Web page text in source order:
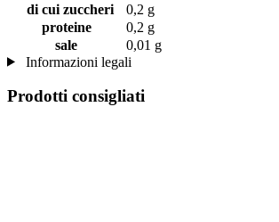
di cui zuccheri
0,2 g
proteine
0,2 g
sale
0,01 g
Informazioni legali
Prodotti consigliati